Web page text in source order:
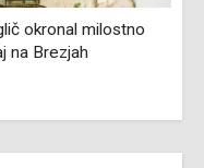
okronal milostno
na Brezjah